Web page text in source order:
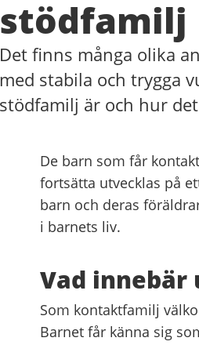
stödfamilj
Det finns många olika
med stabila och trygga
stödfamilj är och hur
De barn som får
fortsätta utvecklas på
barn och deras
i barnets liv.
Vad innebär
Som kontaktfamilj
Barnet får känna sig